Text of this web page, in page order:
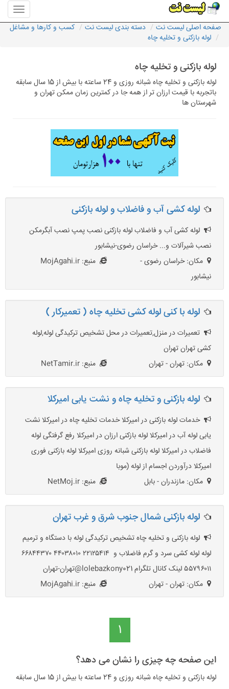
منوی
سایت
لیست
صفحه اصلی لیست نت دسته بندی لیست نت
کسب و کارها و مشاغل
لوله بازکنی و تخلیه چاه
لوله بازکنی و تخلیه چاه
لوله بازکنی و تخلیه چاه شبانه روزی و 24 ساعته با بیش از 15 سال سابقه
باتجربه با قیمت ارزان تر از همه جا در کمترین زمان ممکن تهران و
شهرستان ها
لوله کشی آب و فاضلاب و لوله بازکنی
لوله کشی آب و فاضلاب لوله بازکنی نصب پمپ نصب آبگرمکن
نصب شیرآلات و... خراسان رضوی-نیشابور
مکان: خراسان رضوی -
نیشابور
منبع: MojAgahi.ir
لوله با کنی لوله کشی تخلیه چاه ( تعمیرکار )
تعمیرات در منزل,تعمیرات در محل تشخیص ترکیدگی لوله,لوله
کشی تهران تهران
مکان: تهران - تهران
منبع: NetTamir.ir
لوله بازکنی و تخلیه چاه و نشت یابی امیرکلا
خدمات لوله بازکنی در امیرکلا خدمات تخلیه چاه در امیرکلا نشت
یابی لوله آب در امیرکلا لوله بازکنی ارزان در امیرکلا رفع گرفتگی لوله
فاضلاب در امیرکلا لوله بازکنی شبانه روزی امیرکلا لوله بازکنی فوری
امیرکلا درآوردن اجسام از لوله (موبا
مکان: مازندران - بابل
منبع: NetMoj.ir
لوله بازکنی شمال جنوب شرق و غرب تهران
لوله بازکنی و تخلیه چاه تشخیص ترکیدگی لوله با دستگاه و ترمیم
لوله لوله کشی سرد و گرم فاضلاب و ۲۲۱۲۵۴۱۴ ۴۴۰۳۸۰۱۰ ۶۶۸۴۴۳۷۰
۵۵۷۹۶۰۱۱ لینک کانال تلگرام lolebazkony021@تهران-تهران
مکان: تهران - تهران
منبع: MojAgahi.ir
1
این صفحه چه چیزی را نشان می دهد؟
لوله بازکنی و تخلیه چاه شبانه روزی و 24 ساعته با بیش از 15 سال سابقه